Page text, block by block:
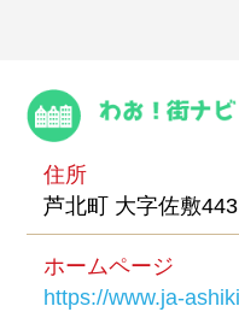
住所
芦北町 大字佐敷443
ホームページ
https://www.ja-